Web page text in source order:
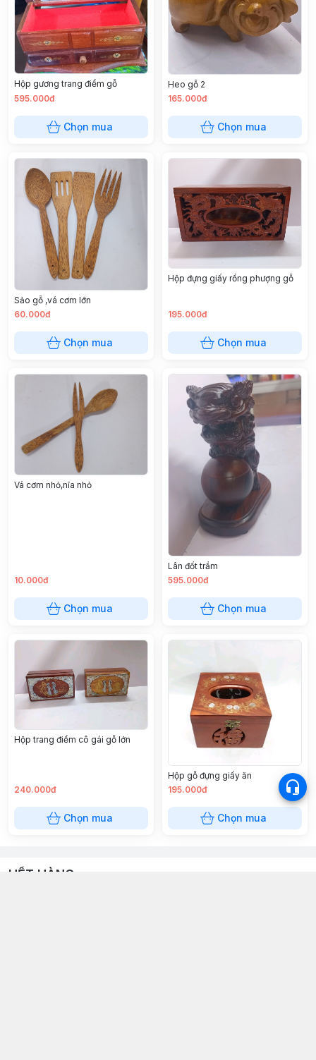
Hộp gương trang điểm gỗ
595.000đ
Chọn mua
Heo gỗ 2
165.000đ
Chọn mua
Sảo gỗ ,vá cơm lớn
60.000đ
Chọn mua
Hộp đựng giấy rồng phượng gỗ
195.000đ
Chọn mua
Vá cơm nhỏ,nĩa nhỏ
10.000đ
Chọn mua
Lân đốt trầm
595.000đ
Chọn mua
Hộp trang điểm cô gái gỗ lớn
240.000đ
Chọn mua
Hộp gỗ đựng giấy ăn
195.000đ
Chọn mua
HẾT HÀNG